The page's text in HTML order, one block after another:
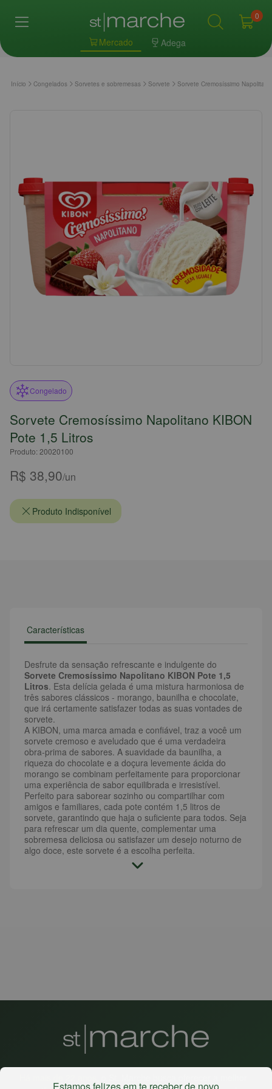
Mercado Adega
0
Início Congelados Sorvetes e sobremesas Sorvete Sorvete Cremosíssimo
Congelado
Sorvete Cremosíssimo Napolitano KIBON
Pote 1,5 Litros
Produto: 20020100
R$ 38,90/un
Produto Indisponível
Características
Desfrute da sensação refrescante e indulgente do
Sorvete Cremosíssimo Napolitano KIBON Pote 1,5
Litros. Esta delícia gelada é uma mistura harmoniosa de
três sabores clássicos - morango, baunilha e chocolate,
que irá certamente satisfazer todas as suas vontades de
sorvete.
A KIBON, uma marca amada e confiável, traz a você um
sorvete cremoso e aveludado que é uma verdadeira
obra-prima de sabores. A suavidade da baunilha, a
riqueza do chocolate e a doçura levemente ácida do
morango se combinam perfeitamente para proporcionar
uma experiência de sabor equilibrada e irresistível.
Perfeito para saborear sozinho ou compartilhar com
amigos e familiares, cada pote contém 1,5 litros de
sorvete, garantindo que haja o suficiente para todos. Seja
para refrescar um dia quente, complementar uma
sobremesa deliciosa ou satisfazer um desejo noturno de
algo doce, este sorvete é a escolha perfeita.